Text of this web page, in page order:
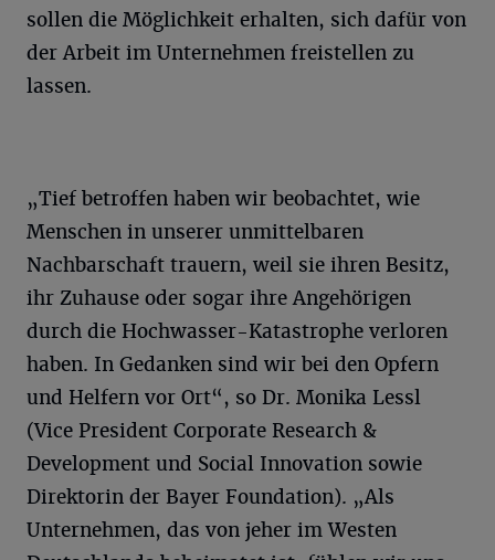
sollen die Möglichkeit erhalten, sich dafür von
der Arbeit im Unternehmen freistellen zu
lassen.
„Tief betroffen haben wir beobachtet, wie
Menschen in unserer unmittelbaren
Nachbarschaft trauern, weil sie ihren Besitz,
ihr Zuhause oder sogar ihre Angehörigen
durch die Hochwasser-Katastrophe verloren
haben. In Gedanken sind wir bei den Opfern
und Helfern vor Ort“, so Dr. Monika Lessl
(Vice President Corporate Research &
Development und Social Innovation sowie
Direktorin der Bayer Foundation). „Als
Unternehmen, das von jeher im Westen